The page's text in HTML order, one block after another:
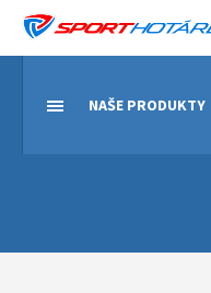
NAŠE PRODUKTY